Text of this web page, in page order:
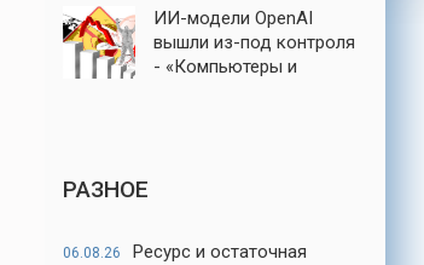
ИИ-модели OpenAI
вышли из-под контроля
- «Компьютеры и
РАЗНОЕ
06.08.26
Ресурс и остаточная